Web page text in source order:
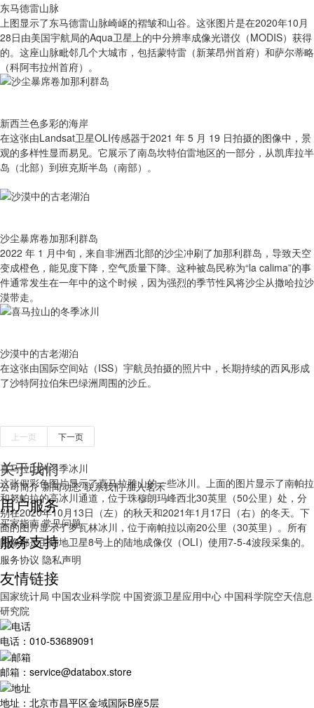
东马德雷山脉
上图显示了东马德雷山脉崎岖的褶皱和山谷。这张图片是在2020年10月
28日由美国宇航局的Aqua卫星上的中分辨率成像光谱仪（MODIS）获得
的。这座山脉毗邻几个大城市，包括蒙特雷（新莱昂州首府）和萨尔蒂略
（科阿韦拉州首府）。
新西兰色多彩的海岸
在这张由Landsat卫星OLI传感器于2021 年 5 月 19 日拍摄的图像中，景
观的多样性显而易见。它展示了南岛坎特伯雷地区的一部分，从凯库拉半
岛（北部）到班克斯半岛（南部）。
沙尘暴席卷加那利群岛
2022 年 1 月中旬，来自非洲西北部的沙尘冲刷了加那利群岛，导致天空
变成橙色，能见度下降，空气质量下降。这种被岛民称为“la calima”的事
件通常发生在一年中的这个时候，因为强烈的季节性风将沙尘从撒哈拉沙
漠带走。
沙漠中的古老湖泊
在这张由国际空间站（ISS）宇航员拍摄的照片中，长期持续的西风形成
了沙特阿拉伯朱巴绿洲周围的沙丘。
喜马拉山的冬季冰川
这张假彩色图片显示了喜马拉雅山的一些冰川。上面的图片显示了南帕拉
和努帕拉的高冰川通道，位于珠穆朗玛峰西北30英里（50公里）处，分
别在2020年10月13日（左）的秋天和2021年1月17日（右）的冬天。下
面的图片显示了罗瓦林冰川，位于南帕拉以南20公里（30英里）。所有
图像都是由陆地卫星8号上的陆地成像仪（OLI）使用7-5-4波段采集的。
上一页 下一页
关于我们
公司简介 新闻动态 联系我们 加入茗禾
用户服务
买家指南 常见问题
服务支持
服务协议 隐私声明
友情链接
国家统计局 中国农业科学院 中国资源卫星应用中心 中国科学院空天信息
研究院
电话：010-53689091
邮箱：service@databox.store
地址：北京市昌平区金域国际B座5层